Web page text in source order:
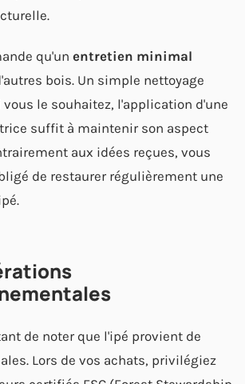
qu'un entretien minimal
bois. Un simple nettoyage
vous le souhaitez, l'application d'une
suffit à maintenir son aspect
aux idées reçues, vous
de restaurer régulièrement une
de noter que l'ipé provient de
Lors de vos achats, privilégiez